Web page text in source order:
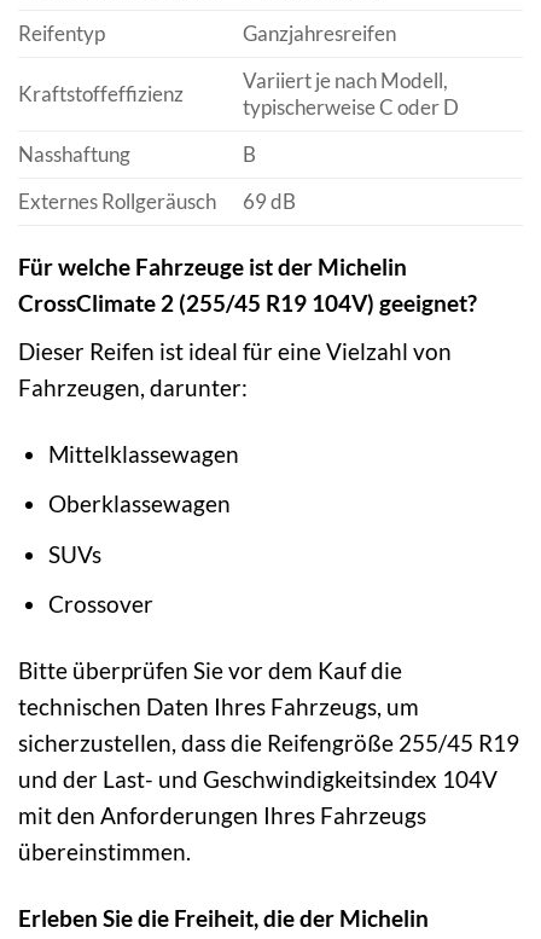
Reifentyp
Ganzjahresreifen
Kraftstoffeffizienz
Variiert je nach Modell,
typischerweise C oder D
Nasshaftung
B
Externes Rollgeräusch
69 dB
Für welche Fahrzeuge ist der Michelin
CrossClimate 2 (255/45 R19 104V) geeignet?
Dieser Reifen ist ideal für eine Vielzahl von
Fahrzeugen, darunter:
Mittelklassewagen
Oberklassewagen
SUVs
Crossover
Bitte überprüfen Sie vor dem Kauf die
technischen Daten Ihres Fahrzeugs, um
sicherzustellen, dass die Reifengröße 255/45 R19
und der Last- und Geschwindigkeitsindex 104V
mit den Anforderungen Ihres Fahrzeugs
übereinstimmen.
Erleben Sie die Freiheit, die der Michelin